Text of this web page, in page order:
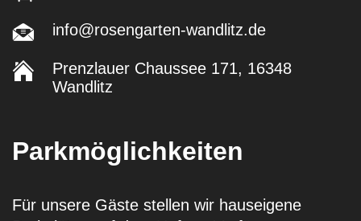
info@rosengarten-wandlitz.de
Prenzlauer Chaussee 171, 16348
Wandlitz
Parkmöglichkeiten
Für unsere Gäste stellen wir hauseigene